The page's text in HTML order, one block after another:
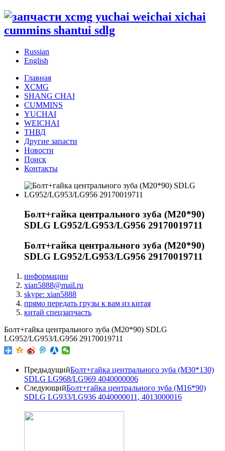
Russian
English
Главная
XCMG
SHANG CHAI
CUMMINS
YUCHAI
WEICHAI
ТНВД
Другие запасти
Новости
Поиск
Контакты
Болт+гайка центрального зуба (M20*90)
SDLG LG952/LG953/LG956 29170019711
Болт+гайка центрального зуба (M20*90)
SDLG LG952/LG953/LG956 29170019711
информации
xian5888@mail.ru
skype: xian5888
прямо передать грузы к вам из китая
китай спецзапчасть
Болт+гайка центрального зуба (M20*90) SDLG
LG952/LG953/LG956 29170019711
ПредыдущийБолт+гайка центрального зуба (M30*130)
SDLG LG968/LG969 4040000006
СледующийБолт+гайка центрального зуба (M16*90)
SDLG LG933/LG936 4040000011, 4013000016